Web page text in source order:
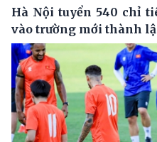
Hà Nội tuyển 540 chỉ
vào trường mới thành